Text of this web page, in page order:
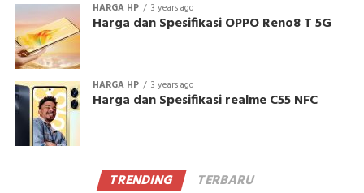
HARGA HP 3 years ago
Harga dan Spesifikasi OPPO Reno8 T 5G
HARGA HP 3 years ago
Harga dan Spesifikasi realme C55 NFC
TRENDING TERBARU